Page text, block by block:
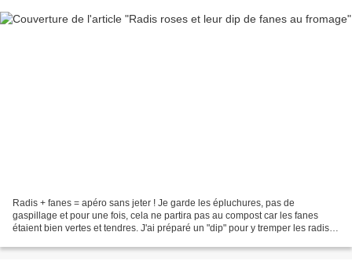
Radis + fanes = apéro sans jeter ! Je garde les épluchures, pas de
gaspillage et pour une fois, cela ne partira pas au compost car les fanes
étaient bien vertes et tendres. J'ai préparé un "dip" pour y tremper les radis ,